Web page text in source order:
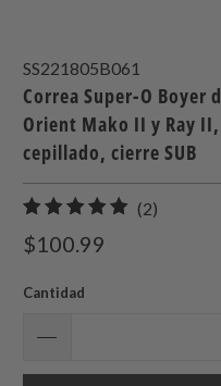
SS221805B061
Correa Super-O Boyer
Orient Mako II y Ray
cepillado, cierre SUB
(2)
$100.99
Cantidad